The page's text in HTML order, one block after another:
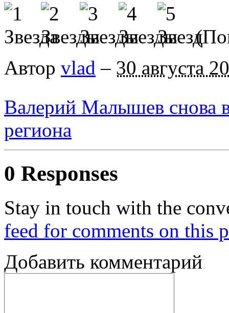
Автор vlad – 30 августа
Валерий Малышев снова
региона
0 Responses
Stay in touch with the
feed for comments on this
Добавить комментарий